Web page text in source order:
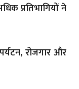
प्रतिभागियों ने
पर्यटन, रोजगार और